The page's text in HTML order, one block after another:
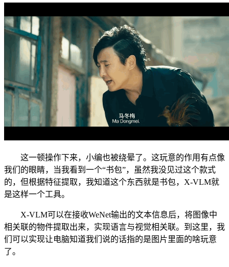
这一顿操作下来，小编也被绕晕了。这玩意的作用有点像
我们的眼睛，当我看到一个“书包”，虽然我没见过这个款式
的，但根据特征提取，我知道这个东西就是书包，X-VLM就
是这样一个工具。
X-VLM可以在接收WeNet输出的文本信息后，将图像中
相关联的物件提取出来，实现语言与视觉相关联。到这里，我
们可以实现让电脑知道我们说的话指的是图片里面的啥玩意
了。